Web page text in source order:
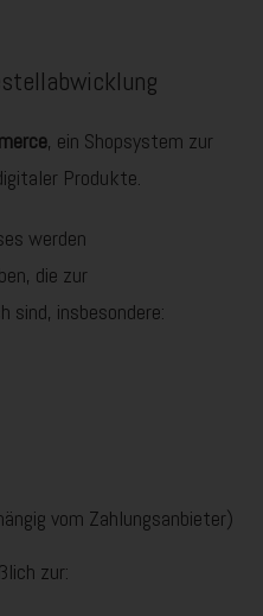
, ein Shopsystem zur
Produkte.
werden
die zur
sind, insbesondere:
vom Zahlungsanbieter)
zur: